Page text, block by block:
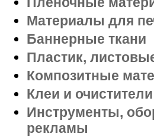
Материалы для
Баннерные ткани
Пластик,
Композитные
Клеи и очистители
Инструменты,
рекламы